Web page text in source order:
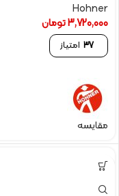
Hohner
3,720,000تومان
37 امتیاز
مقایسه